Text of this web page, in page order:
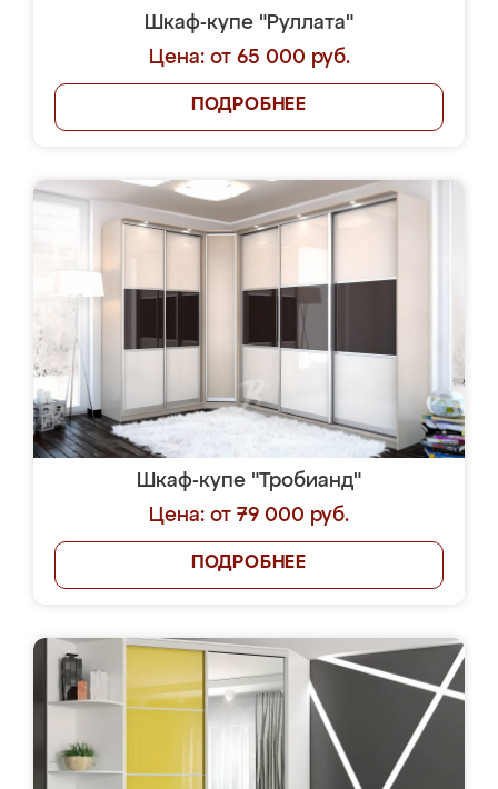
Шкаф-купе "Руллата"
Цена: от 65 000 руб.
ПОДРОБНЕЕ
Шкаф-купе "Тробианд"
Цена: от 79 000 руб.
ПОДРОБНЕЕ